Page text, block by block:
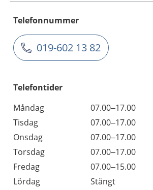
Telefonnummer
019-602 13 82
Telefontider
Måndag
07.00–17.00
Tisdag
07.00–17.00
Onsdag
07.00–17.00
Torsdag
07.00–17.00
Fredag
07.00–15.00
Lördag
Stängt